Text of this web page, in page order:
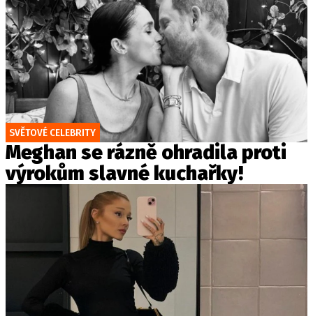
SVĚTOVÉ CELEBRITY
Meghan se rázně ohradila proti
výrokům slavné kuchařky!